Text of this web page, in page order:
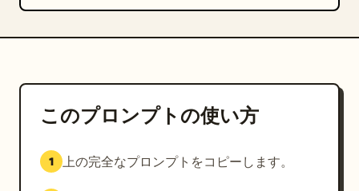
このプロンプトの使い方
1 上の完全なプロンプトをコピーします。